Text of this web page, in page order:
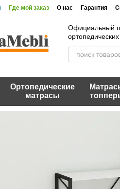
контенту
Где мой заказ О нас Гарантия
Официальный
Ортопедические
матрасы